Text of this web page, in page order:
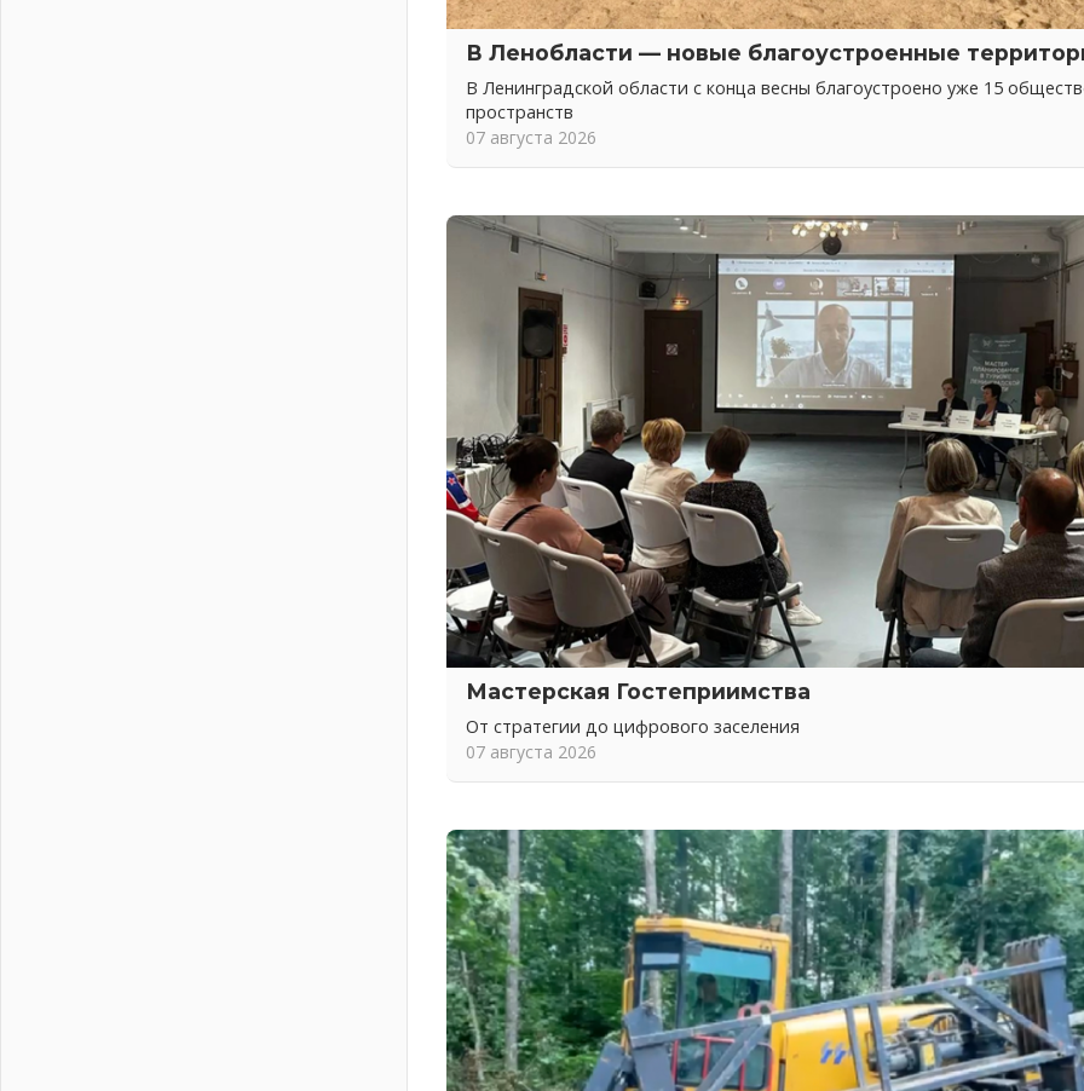
В Ленобласти — новые благоустроенные
В Ленинградской области с конца весны благоустроено уже 15
пространств
07 августа 2026
Мастерская Гостеприимства
От стратегии до цифрового заселения
07 августа 2026